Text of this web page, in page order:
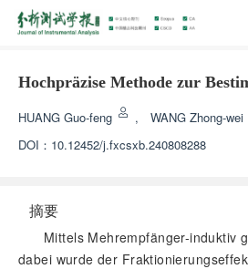
Hochpräzise Methode zur
HUANG Guo-feng , WANG Zhong-wei
DOI： 10.12452/j.fxcsxb.240808288
摘要
Mittels Mehrempfänger-induktiv
dabei wurde der